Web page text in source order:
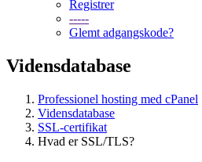
Registrer
-----
Glemt adgangskode?
Vidensdatabase
Professionel hosting med cPanel
Vidensdatabase
SSL-certifikat
Hvad er SSL/TLS?